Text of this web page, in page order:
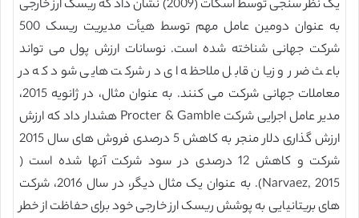
یک نظر سنجی توسط اسکات (2009) نشان داد که ریسک ارز خارجی
به عنوان دومین عامل مهم توسط هیأت مدیریت ریسک 500
شرکت جهانی شناخته شده است. نوسانات ارزش پول می تواند
باعث ضرر و زیان قابل ملاحظه ای در شرکت هایی شود که در
معاملات جهانی شرکت می کنند. به عنوان مثال، در ژانویه 2015،
مدیر عامل اجرایی شرکت Procter & Gamble هشدار داد که ارزش
ارزش گذاری دلار منجر به کاهش 5 درصدی فروش های سال 2015
شرکت و کاهش 12 درصدی در سود شرکت آنها شده است (
Narvaez, 2015). به عنوان یک مثال دیگر، در سال 2016، شرکت
های بریتانیایی به پوشش ریسک ارز خارجی خود برای حفاظت از خطر